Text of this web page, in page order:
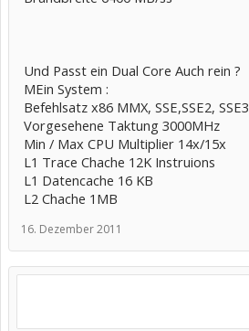
Und Passt ein Dual Core Auch rein ?
MEin System :
Befehlsatz x86 MMX, SSE,SSE2, SSE3
Vorgesehene Taktung 3000MHz
Min / Max CPU Multiplier 14x/15x
L1 Trace Chache 12K Instruions
L1 Datencache 16 KB
L2 Chache 1MB
16. Dezember 2011